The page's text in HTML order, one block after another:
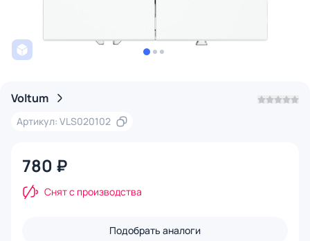
Voltum
Артикул: VLS020102
780 ₽
Снят с производства
Подобрать аналоги